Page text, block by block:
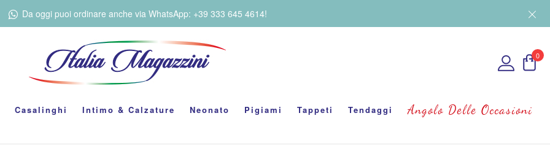
Da oggi puoi ordinare anche via WhatsApp: +39 333 645 4614!
0
Casalinghi Intimo & Calzature Neonato Pigiami Tappeti Tendaggi Angolo Delle Occasioni